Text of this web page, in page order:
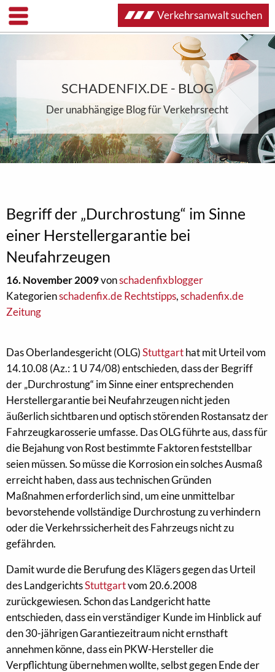
SCHADENFIX.DE - BLOG
Der unabhängige Blog für Verkehrsrecht
Begriff der „Durchrostung“ im Sinne
einer Herstellergarantie bei
Neufahrzeugen
16. November 2009vonschadenfixblogger
Kategorienschadenfix.de Rechtstipps,schadenfix.de
Zeitung
Das Oberlandesgericht (OLG)Stuttgarthat mit Urteil vom
14.10.08 (Az.: 1 U 74/08) entschieden, dass der Begriff
der „Durchrostung“ im Sinne einer entsprechenden
Herstellergarantie bei Neufahrzeugen nicht jeden
äußerlich sichtbaren und optisch störenden Rostansatz der
Fahrzeugkarosserie umfasse. Das OLG führte aus, dass für
die Bejahung von Rost bestimmte Faktoren feststellbar
seien müssen. So müsse die Korrosion ein solches Ausmaß
erreicht haben, dass aus technischen Gründen
Maßnahmen erforderlich sind, um eine unmittelbar
bevorstehende vollständige Durchrostung zu verhindern
oder die Verkehrssicherheit des Fahrzeugs nicht zu
gefährden.
Damit wurde die Berufung des Klägers gegen das Urteil
des LandgerichtsStuttgartvom 20.6.2008
zurückgewiesen. Schon das Landgericht hatte
entschieden, dass ein verständiger Kunde im Hinblick auf
den 30-jährigen Garantiezeitraum nicht ernsthaft
annehmen könne, dass ein PKW-Hersteller die
Verpflichtung übernehmen wollte, selbst gegen Ende der
Verkehrsanwalt suchen